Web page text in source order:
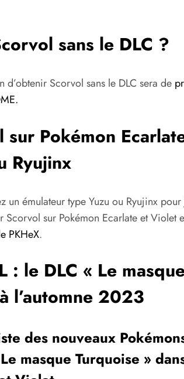
sans le DLC ?
d’obtenir Scorvol sans le DLC sera de
sur Pokémon
Ryujinx
un émulateur type Yuzu ou Ryujinx
Scorvol sur Pokémon Ecarlate et Violet
PKHeX.
: le DLC « Le
l’automne 2023
des nouveaux
masque Turquoise »